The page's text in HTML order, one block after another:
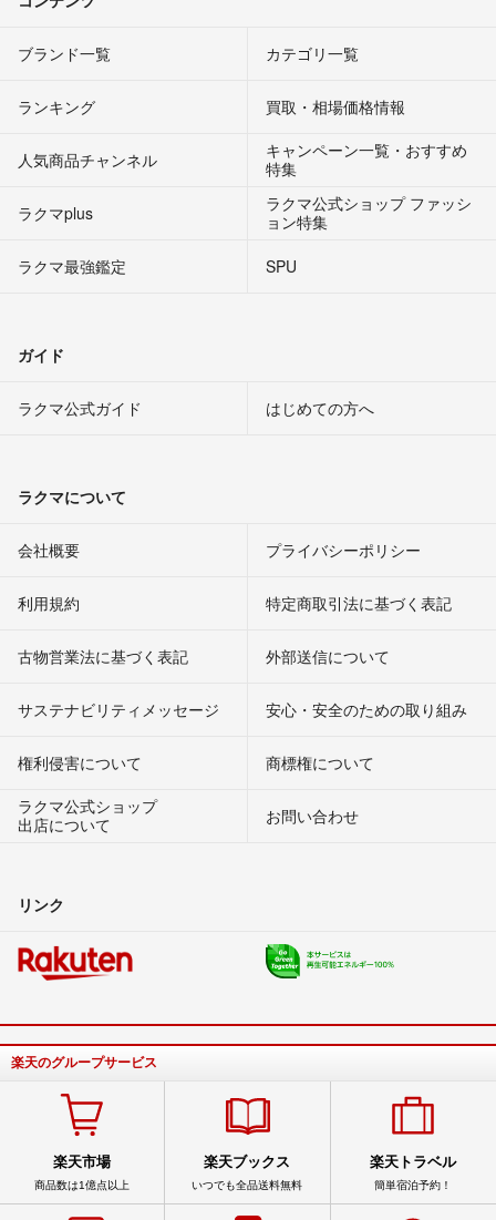
ブランド一覧 カテゴリ一覧
ランキング 買取・相場価格情報
人気商品チャンネル
キャンペーン一覧・おすすめ
特集
ラクマplus
ラクマ公式ショップ ファッシ
ョン特集
ラクマ最強鑑定
SPU
ガイド
ラクマ公式ガイド はじめての方へ
ラクマについて
会社概要 プライバシーポリシー
利用規約 特定商取引法に基づく表記
古物営業法に基づく表記 外部送信について
サステナビリティメッセージ 安心・安全のための取り組み
権利侵害について
商標権について
ラクマ公式ショップ
出店について
お問い合わせ
リンク
楽天のグループサービス
楽天市場
商品数は1億点以上
楽天ブックス
いつでも全品送料無料
楽天トラベル
簡単宿泊予約！